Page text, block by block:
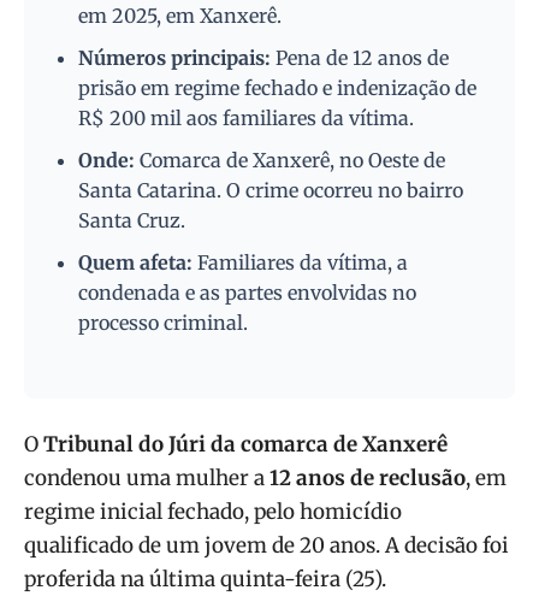
em 2025, em Xanxerê.
Números principais: Pena de 12 anos de
prisão em regime fechado e indenização de
R$ 200 mil aos familiares da vítima.
Onde: Comarca de Xanxerê, no Oeste de
Santa Catarina. O crime ocorreu no bairro
Santa Cruz.
Quem afeta: Familiares da vítima, a
condenada e as partes envolvidas no
processo criminal.
OTribunal do Júri da comarca de Xanxerê
condenou uma mulher a12 anos de reclusão, em
regime inicial fechado, pelo homicídio
qualificado de um jovem de 20 anos. A decisão foi
proferida na última quinta-feira (25).